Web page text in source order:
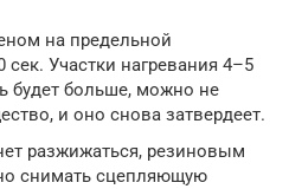
на предельной
сек. Участки нагревания 4–5
будет больше, можно не
и оно снова затвердеет.
разжижаться, резиновым
снимать сцепляющую